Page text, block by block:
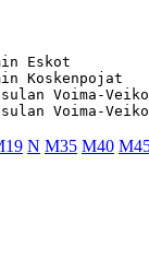
Eskot
Koskenpojat
Voima-
N M35 M40